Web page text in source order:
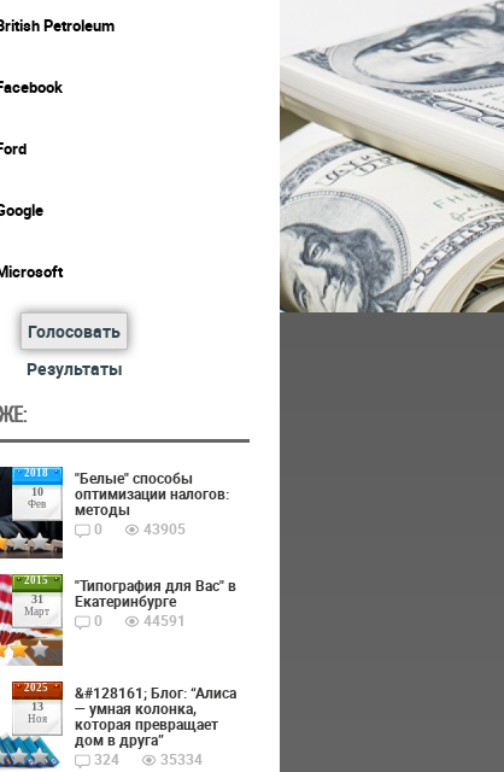
Petroleum
Голосовать
Результаты
2018
10
Фев
"Белые" способы
оптимизации налогов:
методы
0
43905
2015
31
Март
"Типография для Вас" в
Екатеринбурге
0
44591
2025
13
Ноя
&#128161; Блог: “Алиса
— умная колонка,
которая превращает
дом в друга”
324
35334